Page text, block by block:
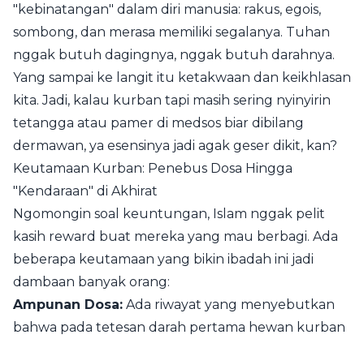
"kebinatangan" dalam diri manusia: rakus, egois,
sombong, dan merasa memiliki segalanya. Tuhan
nggak butuh dagingnya, nggak butuh darahnya.
Yang sampai ke langit itu ketakwaan dan keikhlasan
kita. Jadi, kalau kurban tapi masih sering nyinyirin
tetangga atau pamer di medsos biar dibilang
dermawan, ya esensinya jadi agak geser dikit, kan?
Keutamaan Kurban: Penebus Dosa Hingga
"Kendaraan" di Akhirat
Ngomongin soal keuntungan, Islam nggak pelit
kasih reward buat mereka yang mau berbagi. Ada
beberapa keutamaan yang bikin ibadah ini jadi
dambaan banyak orang:
Ampunan Dosa: Ada riwayat yang menyebutkan
bahwa pada tetesan darah pertama hewan kurban